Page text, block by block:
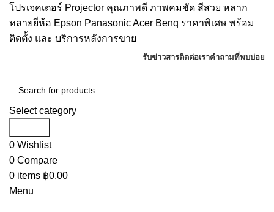
โปรเจคเตอร์ Projector คุณภาพดี ภาพคมชัด สีสวย หลาก
หลายยี่ห้อ Epson Panasonic Acer Benq ราคาพิเศษ พร้อม
ติดตั้ง และ บริการหลังการขาย
รับข่าวสารติดต่อเราคำถามที่พบบ่อย
Select category
0 Wishlist
0 Compare
0 items ฿0.00
Menu